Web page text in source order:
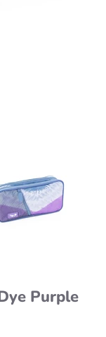
Purple